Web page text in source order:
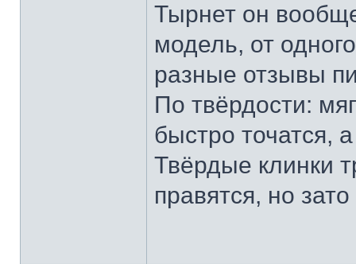
Тырнет он
модель, от
разные отзывы
По твёрдости:
быстро точатся,
Твёрдые клинки
правятся, но